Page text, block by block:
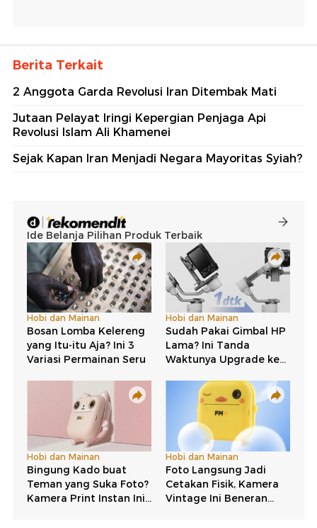
Berita Terkait
2 Anggota Garda Revolusi Iran Ditembak Mati
Jutaan Pelayat Iringi Kepergian Penjaga Api
Revolusi Islam Ali Khamenei
Sejak Kapan Iran Menjadi Negara Mayoritas Syiah?